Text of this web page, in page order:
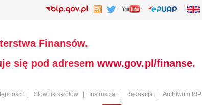
Finansów.
się pod adresem www.gov.pl/finanse.
Słownik skrótów Instrukcja Redakcja Archiwum BIP